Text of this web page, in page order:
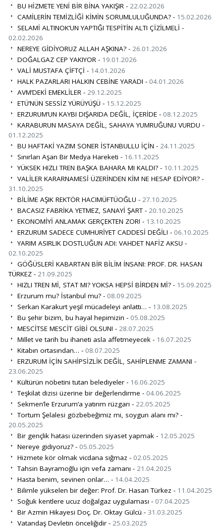
BU HİZMETE YENİ BİR BİNA YAKIŞIR - 22.02.2026
CAMİLERİN TEMİZLİĞİ KİMİN SORUMLULUĞUNDA? - 15.02.2026
SELAMİ ALTINOK’UN YAPTIĞI TESPİTİN ALTI ÇİZİLMELİ -
02.02.2026
NEREYE GİDİYORUZ ALLAH AŞKINA? - 26.01.2026
DOĞALGAZ CEP YAKIYOR - 19.01.2026
VALİ MUSTAFA ÇİFTÇİ - 14.01.2026
HALK PAZARLARI HALKIN CEBİNE YARADI - 04.01.2026
AVM’DEKİ EMEKLİLER - 29.12.2025
ETÜ’NÜN SESSİZ YÜRÜYÜŞÜ - 15.12.2025
ERZURUM’UN KAYBI DIŞARIDA DEĞİL, İÇERİDE - 08.12.2025
KARABURUN MASAYA DEĞİL, SAHAYA YUMRUĞUNU VURDU -
01.12.2025
BU HAFTAKİ YAZIM SONER İSTANBULLU İÇİN - 24.11.2025
Sınırları Aşan Bir Medya Hareketi - 16.11.2025
YÜKSEK HIZLI TREN BAŞKA BAHARA MI KALDI? - 10.11.2025
VALİLER KARARNAMESİ ÜZERİNDEN KİM NE HESAP EDİYOR? -
31.10.2025
BİLİME AŞIK REKTÖR HACIMÜFTÜOĞLU - 27.10.2025
BACASIZ FABRİKA YETMEZ, SANAYİ ŞART - 20.10.2025
EKONOMİYİ ANLAMAK GERÇEKTEN ZOR! - 13.10.2025
ERZURUM SADECE CUMHURİYET CADDESİ DEĞİL! - 06.10.2025
YARIM ASIRLIK DOSTLUĞUN ADI: VAHDET NAFİZ AKSU -
02.10.2025
GÖĞÜSLERİ KABARTAN BİR BİLİM İNSANI: PROF. DR. HASAN
TÜRKEZ - 21.09.2025
HIZLI TREN Mİ, STAT MI? YOKSA HEPSİ BİRDEN Mİ? - 15.09.2025
Erzurum mu? İstanbul mu? - 08.09.2025
Serkan Karakurt yeşil mücadeleyi anlattı… - 13.08.2025
Bu şehir bizim, bu hayal hepimizin - 05.08.2025
MESCİTSE MESCİT GİBİ OLSUN! - 28.07.2025
Millet ve tarih bu ihaneti asla affetmeyecek - 16.07.2025
Kitabın ortasından… - 08.07.2025
ERZURUM İÇİN SAHİPSİZLİK DEĞİL, SAHİPLENME ZAMANI -
23.06.2025
Kültürün nöbetini tutan belediyeler - 16.06.2025
Teşkilat dizisi üzerine bir değerlendirme - 04.06.2025
Sekmen’le Erzurum’a yatırım rüzgarı - 22.05.2025
Tortum Şelalesi gözbebeğimiz mi, soygun alanı mı? -
20.05.2025
Bir gençlik hatası üzerinden siyaset yapmak - 12.05.2025
Nereye gidiyoruz? - 05.05.2025
Hizmete kör olmak vicdana sığmaz - 02.05.2025
Tahsin Bayramoğlu için vefa zamanı - 21.04.2025
Hasta benim, sevinen onlar… - 14.04.2025
Bilimle yükselen bir değer: Prof. Dr. Hasan Türkez - 11.04.2025
Soğuk kentlere ucuz doğalgaz uygulaması - 07.04.2025
Bir Azmin Hikayesi Doç. Dr. Oktay Gülcü - 31.03.2025
Vatandaş Devletin önceliğidir - 25.03.2025